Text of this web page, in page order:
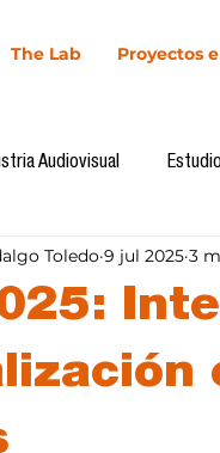
The Lab Proyectos
Audiovisual
Cultura Digital
Investigación
Toledo 9 jul 2025 3